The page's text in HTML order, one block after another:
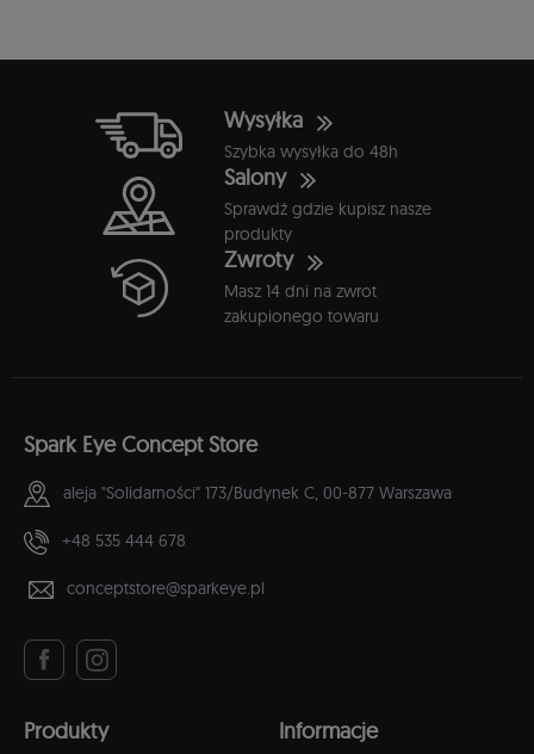
Wysyłka
Szybka wysyłka do 48h
Salony
Sprawdź gdzie kupisz nasze
produkty
Zwroty
Masz 14 dni na zwrot
zakupionego towaru
Spark Eye Concept Store
aleja "Solidarności" 173/Budynek C, 00-877 Warszawa
+48 535 444 678
conceptstore@sparkeye.pl
Produkty Informacje